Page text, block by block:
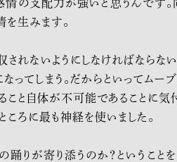
の支配力が強いと思うんです。
生みます。
れないようにしなければならない
てしまう。だからといってムーブ
と自体が不可能であることに気
ころに最も神経を使いました。
りが寄り添うのか？ということを